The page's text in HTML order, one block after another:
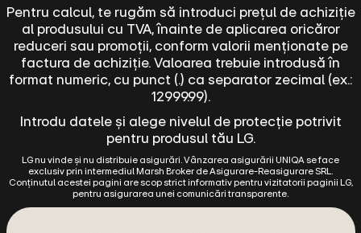
Pentru calcul, te rugăm să introduci prețul de achiziție
al produsului cu TVA, înainte de aplicarea oricăror
reduceri sau promoții, conform valorii menționate pe
factura de achiziție. Valoarea trebuie introdusă în
format numeric, cu punct (.) ca separator zecimal (ex.:
12999.99).
Introdu datele și alege nivelul de protecție potrivit
pentru produsul tău LG.
LG nu vinde și nu distribuie asigurări. Vânzarea asigurării UNIQA se face
exclusiv prin intermediul Marsh Broker de Asigurare-Reasigurare SRL.
Conținutul acestei pagini are scop strict informativ pentru vizitatorii paginii LG,
pentru asigurarea unei comunicări transparente.